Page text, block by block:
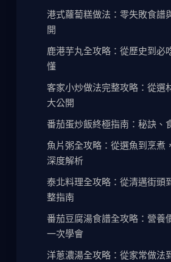
港式蘿蔔糕做法：零失敗食譜
開
鹿港芋丸全攻略：從歷史到必
懂
客家小炒做法完整攻略：從選
大公開
番茄蛋炒飯終極指南：秘訣、
魚片粥全攻略：從選魚到烹煮
深度解析
泰北料理全攻略：從清邁街頭
整指南
番茄豆腐湯食譜全攻略：營養
一次學會
洋蔥濃湯全攻略：從家常做法